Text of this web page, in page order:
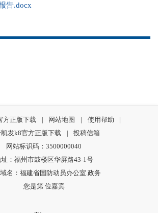
告.docx
方正版下载 | 网站地图 | 使用帮助
|
凯发k8官方正版下载
|
投稿信箱
网站标识码：3500000040
：福州市鼓楼区华屏路43-1号
名：福建省国防动员办公室.政务
您是第 位嘉宾